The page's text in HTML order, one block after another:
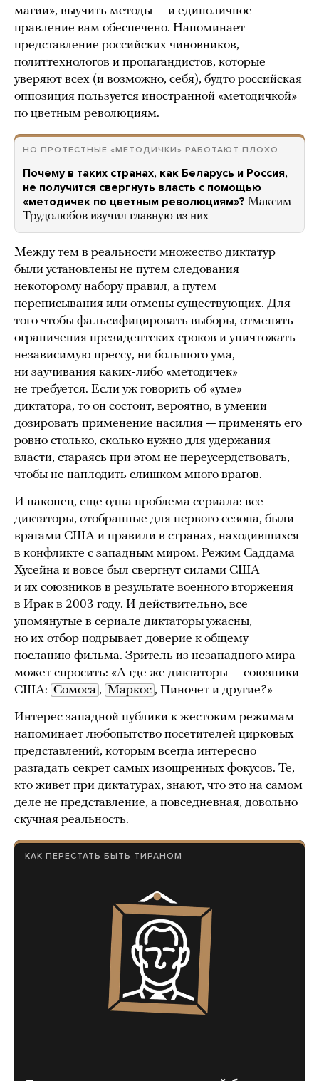
магии», выучить методы — и единоличное
правление вам обеспечено. Напоминает
представление российских чиновников,
политтехнологов и пропагандистов, которые
уверяют всех (и возможно, себя), будто российская
оппозиция пользуется иностранной «методичкой»
по цветным революциям.
НО ПРОТЕСТНЫЕ «МЕТОДИЧКИ» РАБОТАЮТ ПЛОХО
Почему в таких странах, как Беларусь и Россия,
не получится свергнуть власть с помощью
«методичек по цветным революциям»? Максим
Трудолюбов изучил главную из них
Между тем в реальности множество диктатур
были установлены не путем следования
некоторому набору правил, а путем
переписывания или отмены существующих. Для
того чтобы фальсифицировать выборы, отменять
ограничения президентских сроков и уничтожать
независимую прессу, ни большого ума,
ни заучивания каких-либо «методичек»
не требуется. Если уж говорить об «уме»
диктатора, то он состоит, вероятно, в умении
дозировать применение насилия — применять его
ровно столько, сколько нужно для удержания
власти, стараясь при этом не переусердствовать,
чтобы не наплодить слишком много врагов.
И наконец, еще одна проблема сериала: все
диктаторы, отобранные для первого сезона, были
врагами США и правили в странах, находившихся
в конфликте с западным миром. Режим Саддама
Хусейна и вовсе был свергнут силами США
и их союзников в результате военного вторжения
в Ирак в 2003 году. И действительно, все
упомянутые в сериале диктаторы ужасны,
но их отбор подрывает доверие к общему
посланию фильма. Зритель из незападного мира
может спросить: «А где же диктаторы — союзники
США: Сомоса , Маркос , Пиночет и другие?»
Интерес западной публики к жестоким режимам
напоминает любопытство посетителей цирковых
представлений, которым всегда интересно
разгадать секрет самых изощренных фокусов. Те,
кто живет при диктатурах, знают, что это на самом
деле не представление, а повседневная, довольно
скучная реальность.
КАК ПЕРЕСТАТЬ БЫТЬ ТИРАНОМ